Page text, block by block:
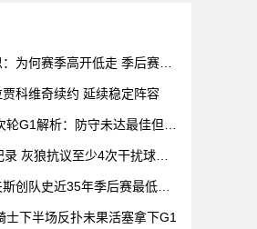
为何赛季高开低走 季后赛首
科维奇续约 延续稳定阵容
G1解析：防守未达最佳但仍
灰狼抗议至少4次干扰球漏
创队史近35年季后赛最低效
下半场反扑未果活塞拿下G1